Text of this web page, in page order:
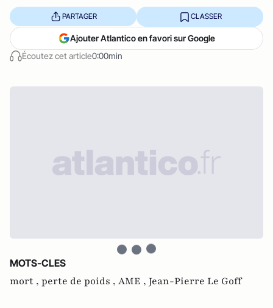
Écoutez cet article0:00min
PARTAGER CLASSER
Ajouter Atlantico en favori sur Google
MOTS-CLES
mort , perte de poids , AME , Jean-Pierre Le Goff